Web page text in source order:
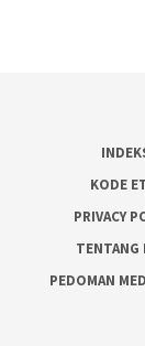
KODE
PRIVACY
TENTANG
PEDOMAN